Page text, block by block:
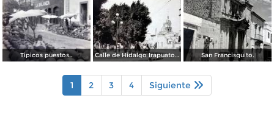
Tipicos puestos.. Calle de Hidalgo Irapuato, Guanajuato ( Circulada el 27 de Febrero de 1926 ). San Francisquito.
1 2 3 4 Siguiente